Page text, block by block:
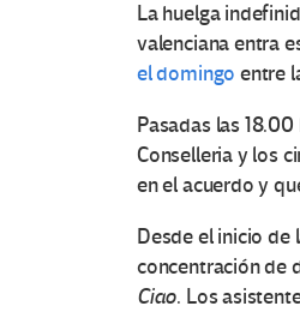
La huelga
valenciana entra
el domingo entre
Pasadas las
Conselleria y los
en el acuerdo y
Desde el inicio de
concentración de
Ciao. Los